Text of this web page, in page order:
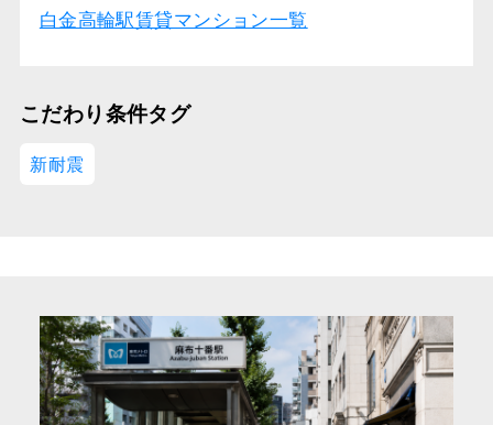
白金高輪駅賃貸マンション一覧
こだわり条件タグ
新耐震